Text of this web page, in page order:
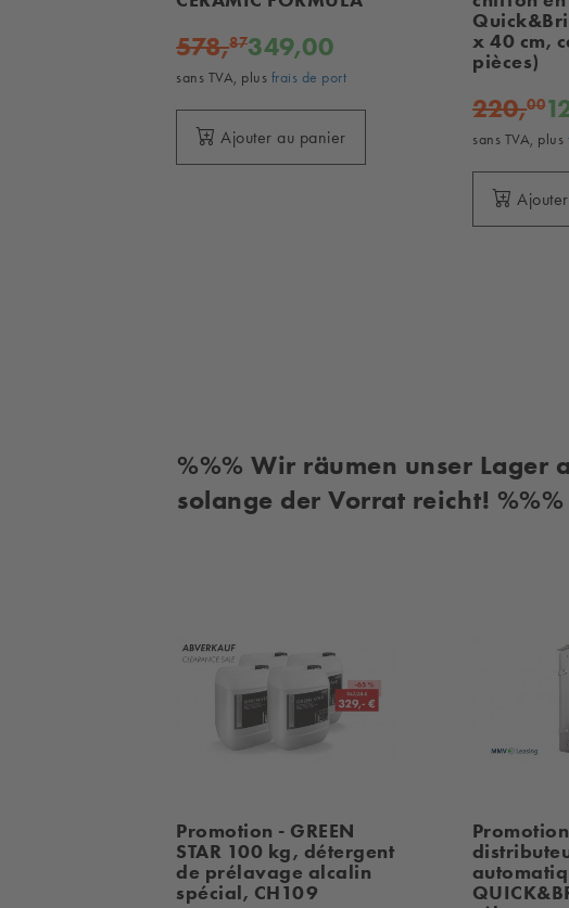
578,87349,00
sans TVA, plus frais de port
Ajouter au panier
x 40 cm,
pièces)
220,00
sans TVA, plus
%%% Wir räumen unser Lager
solange der Vorrat reicht! %%%
Promotion - GREEN
STAR 100 kg, détergent
de prélavage alcalin
spécial, CH109